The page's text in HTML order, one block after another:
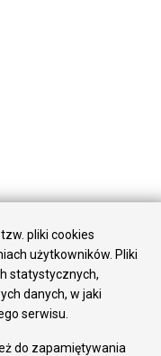
pliki cookies
użytkowników. Pliki
statystycznych,
danych, w jaki
serwisu.
do zapamiętywania